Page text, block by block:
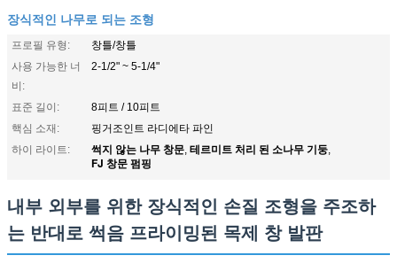
장식적인 나무로 되는 조형
프로필 유형:
창틀/창틀
사용 가능한 너
비:
2-1/2" ~ 5-1/4"
표준 길이:
8피트 / 10피트
핵심 소재:
핑거조인트 라디에타 파인
하이 라이트:
썩지 않는 나무 창문, 테르미트 처리 된 소나무 기둥,
FJ 창문 펌핑
내부 외부를 위한 장식적인 손질 조형을 주조하
는 반대로 썩음 프라이밍된 목제 창 발판